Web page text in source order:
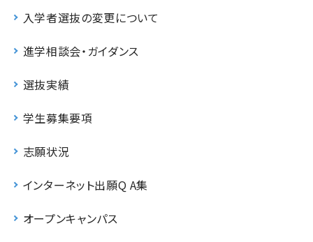
入学者選抜の変更について
進学相談会・ガイダンス
選抜実績
学生募集要項
志願状況
インターネット出願Q A集
オープンキャンパス